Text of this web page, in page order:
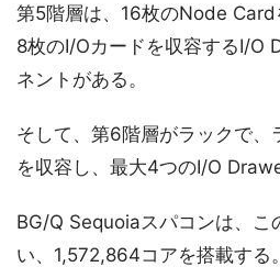
第5階層は、16枚のNode
8枚のI/Oカードを収容するI/O
ネントがある。
そして、第6階層がラックで
を収容し、最大4つのI/O
BG/Q Sequoiaスパコンは、こ
い、1,572,864コアを搭載する